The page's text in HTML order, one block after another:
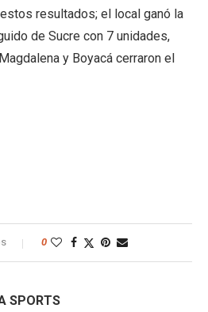
resultados; el local ganó la
de Sucre con 7 unidades,
y Boyacá cerraron el
0
SPORTS